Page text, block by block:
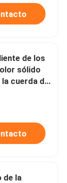
de los
sólido
cuerda del
puntos
de la